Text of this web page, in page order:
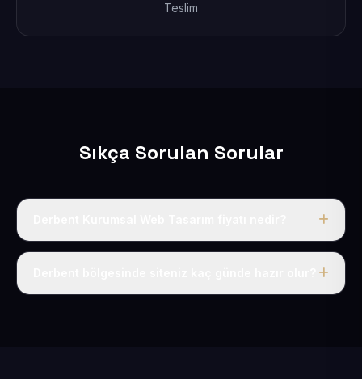
Teslim
Sıkça Sorulan Sorular
Tek fiyat uygulanır: yıllık 50 USD + KDV. Bu bedele alan